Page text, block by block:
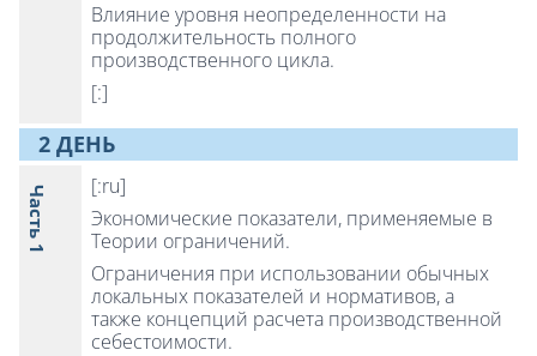
Влияние уровня неопределенности на
продолжительность полного
производственного цикла.
[:]
2 ДЕНЬ
Часть 1
[:ru]
Экономические показатели, применяемые в
Теории ограничений.
Ограничения при использовании обычных
локальных показателей и нормативов, а
также концепций расчета производственной
себестоимости.